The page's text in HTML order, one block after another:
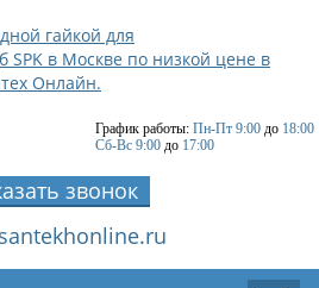
График работы: Пн-Пт 9:00 до 18:00
Сб-Вс 9:00 до 17:00
звонок